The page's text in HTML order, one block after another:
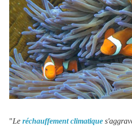
"Leréchauffement climatique